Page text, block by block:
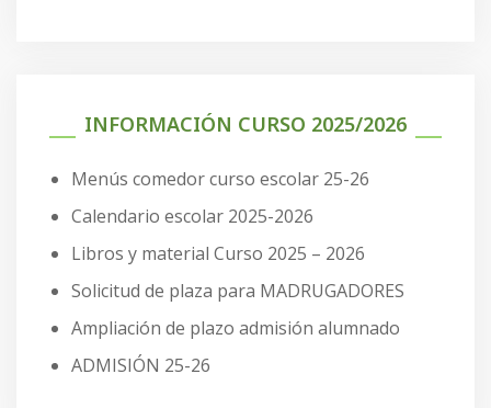
INFORMACIÓN CURSO 2025/2026
Menús comedor curso escolar 25-26
Calendario escolar 2025-2026
Libros y material Curso 2025 – 2026
Solicitud de plaza para MADRUGADORES
Ampliación de plazo admisión alumnado
ADMISIÓN 25-26